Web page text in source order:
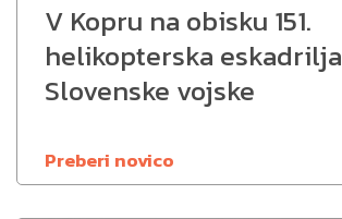
V Kopru na obisku 151.
helikopterska eskadrilja
Slovenske vojske
Preberi novico